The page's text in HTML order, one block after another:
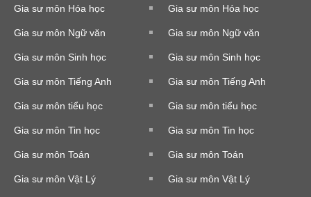
Gia sư môn Hóa học Gia sư môn Hóa học
Gia sư môn Ngữ văn Gia sư môn Ngữ văn
Gia sư môn Sinh học Gia sư môn Sinh học
Gia sư môn Tiếng Anh Gia sư môn Tiếng Anh
Gia sư môn tiểu học Gia sư môn tiểu học
Gia sư môn Tin học Gia sư môn Tin học
Gia sư môn Toán Gia sư môn Toán
Gia sư môn Vật Lý Gia sư môn Vật Lý